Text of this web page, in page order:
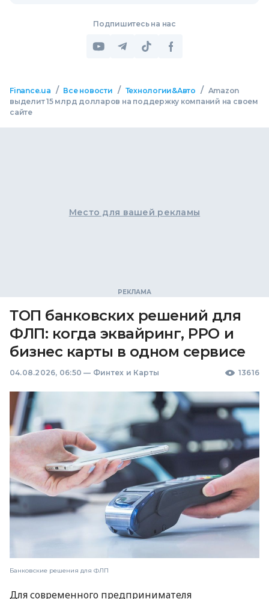
Подпишитесь на нас
Finance.ua / Все новости / Технологии&Авто / Amazon
выделит 15 млрд долларов на поддержку компаний на своем
сайте
Место для вашей рекламы
ТОП банковских решений для
ФЛП: когда эквайринг, РРО и
бизнес карты в одном сервисе
04.08.2026, 06:50 — Финтех и Карты 13616
Банковские решения для ФЛП
Для современного предпринимателя